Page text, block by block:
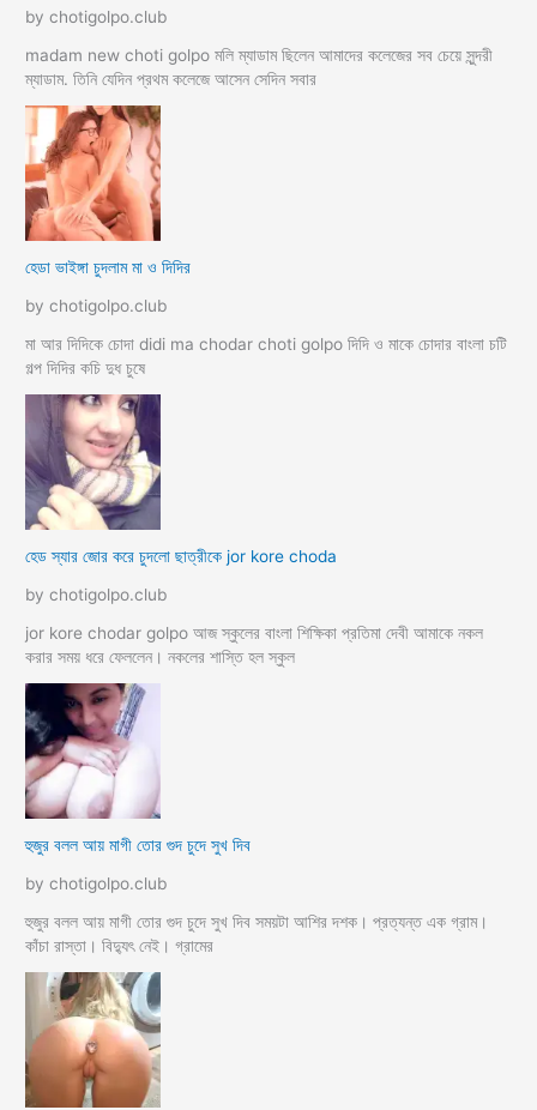
by chotigolpo.club
madam new choti golpo মলি ম্যাডাম ছিলেন আমাদের কলেজের সব চেয়ে সুন্দরী
ম্যাডাম. তিনি যেদিন প্রথম কলেজে আসেন সেদিন সবার
হেডা ভাইঙ্গা চুদলাম মা ও দিদির
by chotigolpo.club
মা আর দিদিকে চোদা didi ma chodar choti golpo দিদি ও মাকে চোদার বাংলা চটি
গল্প দিদির কচি দুধ চুষে
হেড স্যার জোর করে চুদলো ছাত্রীকে jor kore choda
by chotigolpo.club
jor kore chodar golpo আজ স্কুলের বাংলা শিক্ষিকা প্রতিমা দেবী আমাকে নকল
করার সময় ধরে ফেললেন। নকলের শাস্তি হল স্কুল
হুজুর বলল আয় মাগী তোর গুদ চুদে সুখ দিব
by chotigolpo.club
হুজুর বলল আয় মাগী তোর গুদ চুদে সুখ দিব সময়টা আশির দশক। প্রত্যন্ত এক গ্রাম।
কাঁচা রাস্তা। বিদ্যুৎ নেই। গ্রামের